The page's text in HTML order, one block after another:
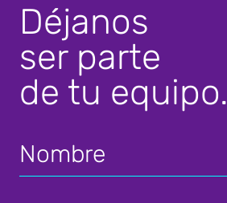
Déjanos
ser parte
de tu equipo.